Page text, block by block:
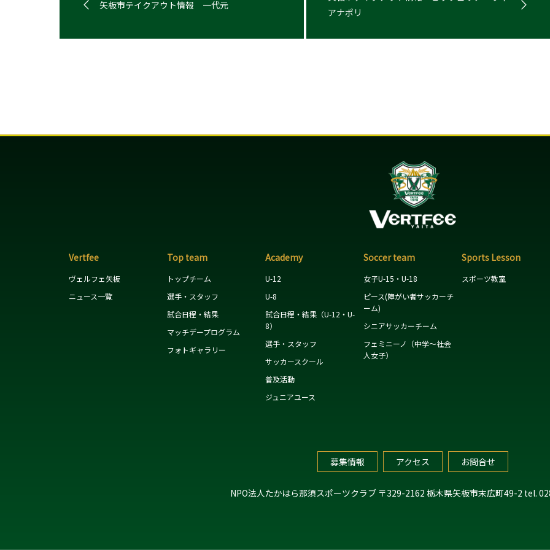
矢板市テイクアウト情報 一代元
アナポリ
Vertfee
ヴェルフェ矢板
ニュース一覧
Top team
トップチーム
選手・スタッフ
試合日程・結果
マッチデープログラム
フォトギャラリー
Academy
U-12
U-8
試合日程・結果（U-12・U-
8）
選手・スタッフ
サッカースクール
普及活動
ジュニアユース
Soccer team
女子U-15・U-18
ピース(障がい者サッカーチ
ーム)
シニアサッカーチーム
フェミニーノ（中学～社会
人女子）
Sports Lesson
スポーツ教室
募集情報 アクセス お問合せ
NPO法人たかはら那須スポーツクラブ〒329-2162 栃木県矢板市末広町49-2 tel.